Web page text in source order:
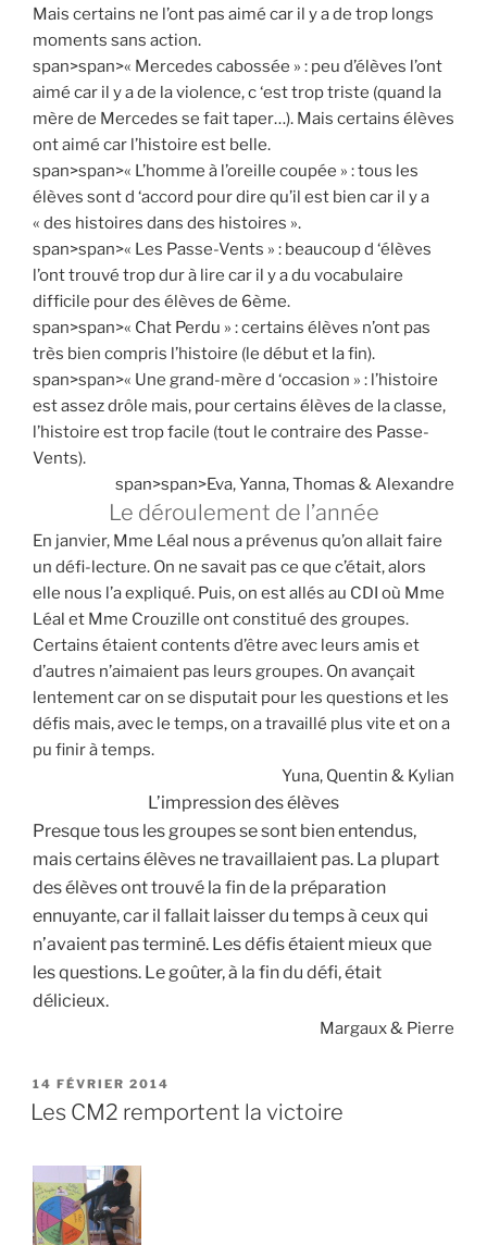
Mais certains ne l’ont pas aimé car il y a de trop longs
moments sans action.
span>span>« Mercedes cabossée » : peu d’élèves l’ont
aimé car il y a de la violence, c ‘est trop triste (quand la
mère de Mercedes se fait taper…). Mais certains élèves
ont aimé car l’histoire est belle.
span>span>« L’homme à l’oreille coupée » : tous les
élèves sont d ‘accord pour dire qu’il est bien car il y a
« des histoires dans des histoires ».
span>span>« Les Passe-Vents » : beaucoup d ‘élèves
l’ont trouvé trop dur à lire car il y a du vocabulaire
difficile pour des élèves de 6ème.
span>span>« Chat Perdu » : certains élèves n’ont pas
très bien compris l’histoire (le début et la fin).
span>span>« Une grand-mère d ‘occasion » : l’histoire
est assez drôle mais, pour certains élèves de la classe,
l’histoire est trop facile (tout le contraire des Passe-
Vents).
span>span>Eva, Yanna, Thomas & Alexandre
Le déroulement de l’année
En janvier, Mme Léal nous a prévenus qu’on allait faire
un défi-lecture. On ne savait pas ce que c’était, alors
elle nous l’a expliqué. Puis, on est allés au CDI où Mme
Léal et Mme Crouzille ont constitué des groupes.
Certains étaient contents d’être avec leurs amis et
d’autres n’aimaient pas leurs groupes. On avançait
lentement car on se disputait pour les questions et les
défis mais, avec le temps, on a travaillé plus vite et on a
pu finir à temps.
Yuna, Quentin & Kylian
L’impression des élèves
Presque tous les groupes se sont bien entendus,
mais certainsélèves ne travaillaient pas. La plupart
des élèves ont trouvé la finde la préparation
ennuyante,car il fallait laisser du tempsà ceux qui
n’avaient pasterminé. Les défis étaient mieux que
les questions. Le goûter, à la fin du défi, était
délicieux.
Margaux & Pierre
PUBLIÉ
LE
14 FÉVRIER 2014
Les CM2 remportent la victoire